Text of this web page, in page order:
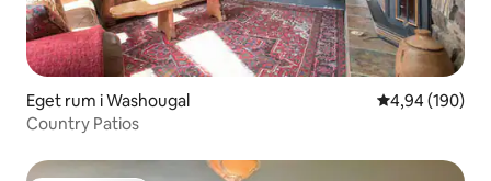
Eget rum i Washougal 4,94 av 5 i
4,94 (190)
Country Patios